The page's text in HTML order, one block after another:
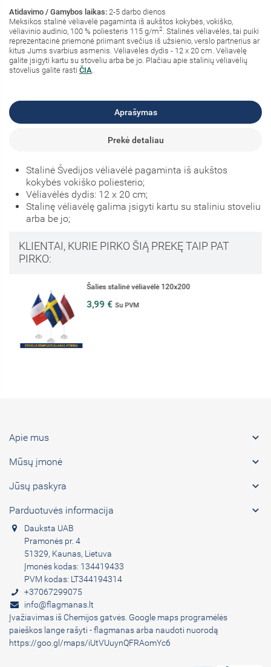
Atidavimo / Gamybos laikas: 2-5 darbo dienos
Meksikos stalinė vėliavėlė pagaminta iš aukštos kokybės, vokiško,
vėliavinio audinio, 100 % poliesteris 115 g/m2
. Stalinės vėliavėlės, tai puiki
reprezentacinė priemonė priimant svečius iš užsienio, verslo partnerius ar
kitus Jums svarbius asmenis. Vėliavėlės dydis - 12 x 20 cm. Vėliavėlę
galite įsigyti kartu su stoveliu arba be jo. Plačiau apie stalinių vėliavėlių
stovelius galite rasti ČIA
Aprašymas
Prekė detaliau
Stalinė Švedijos vėliavėlė pagaminta iš aukštos
kokybės vokiško poliesterio;
Vėliavėlės dydis: 12 x 20 cm;
Stalinę vėliavėlę galima įsigyti kartu su staliniu stoveliu
arba be jo;
KLIENTAI, KURIE PIRKO ŠIĄ PREKĘ TAIP PAT
PIRKO:
Šalies stalinė vėliavėlė 120x200
3,99 €Su PVM
Apie mus 
Mūsų įmonė 
Jūsų paskyra 
Parduotuvės informacija 
Dauksta UAB
Pramonės pr. 4
51329, Kaunas, Lietuva
Įmonės kodas: 134419433
PVM kodas: LT344194314
+37067299075
info@flagmanas.lt
Įvažiavimas iš Chemijos gatvės. Google maps programėlės
paieškos lange rašyti - flagmanas arba naudoti nuorodą
https://goo.gl/maps/iUtVUuynQFRAomYc6